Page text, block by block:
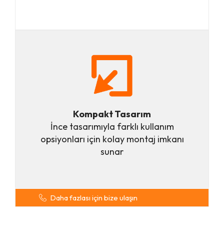
Kompakt Tasarım
İnce tasarımıyla farklı kullanım
opsiyonları için kolay montaj imkanı
sunar
Daha fazlası için bize ulaşın